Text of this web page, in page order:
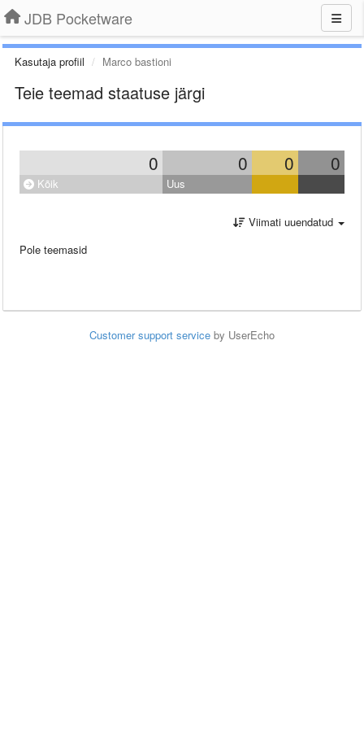
JDB Pocketware
Kasutaja profiil Marco bastioni
Teie teemad staatuse järgi
0 0 0 0
Kõik Uus
Viimati uuendatud
Pole teemasid
Customer support service by UserEcho